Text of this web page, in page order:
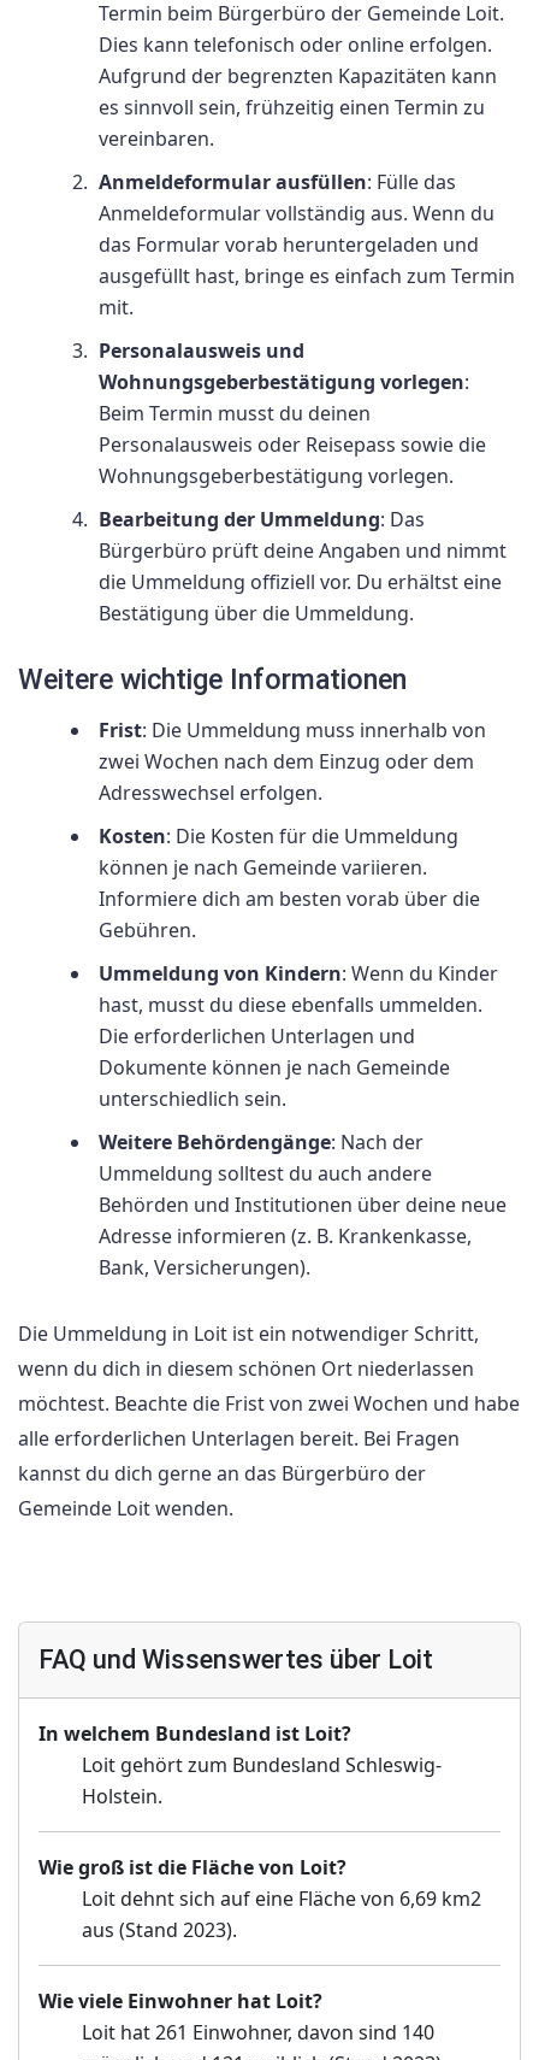
Termin beim Bürgerbüro der Gemeinde Loit.
Dies kann telefonisch oder online erfolgen.
Aufgrund der begrenzten Kapazitäten kann
es sinnvoll sein, frühzeitig einen Termin zu
vereinbaren.
Anmeldeformular ausfüllen: Fülle das
Anmeldeformular vollständig aus. Wenn du
das Formular vorab heruntergeladen und
ausgefüllt hast, bringe es einfach zum Termin
mit.
Personalausweis und
Wohnungsgeberbestätigung vorlegen:
Beim Termin musst du deinen
Personalausweis oder Reisepass sowie die
Wohnungsgeberbestätigung vorlegen.
Bearbeitung der Ummeldung: Das
Bürgerbüro prüft deine Angaben und nimmt
die Ummeldung offiziell vor. Du erhältst eine
Bestätigung über die Ummeldung.
Weitere wichtige Informationen
Frist: Die Ummeldung muss innerhalb von
zwei Wochen nach dem Einzug oder dem
Adresswechsel erfolgen.
Kosten: Die Kosten für die Ummeldung
können je nach Gemeinde variieren.
Informiere dich am besten vorab über die
Gebühren.
Ummeldung von Kindern: Wenn du Kinder
hast, musst du diese ebenfalls ummelden.
Die erforderlichen Unterlagen und
Dokumente können je nach Gemeinde
unterschiedlich sein.
Weitere Behördengänge: Nach der
Ummeldung solltest du auch andere
Behörden und Institutionen über deine neue
Adresse informieren (z. B. Krankenkasse,
Bank, Versicherungen).
Die Ummeldung in Loit ist ein notwendiger Schritt,
wenn du dich in diesem schönen Ort niederlassen
möchtest. Beachte die Frist von zwei Wochen und habe
alle erforderlichen Unterlagen bereit. Bei Fragen
kannst du dich gerne an das Bürgerbüro der
Gemeinde Loit wenden.
FAQ und Wissenswertes über Loit
In welchem Bundesland ist Loit?
Loit gehört zum Bundesland Schleswig-
Holstein.
Wie groß ist die Fläche von Loit?
Loit dehnt sich auf eine Fläche von 6,69 km2
aus (Stand 2023).
Wie viele Einwohner hat Loit?
Loit hat 261 Einwohner, davon sind 140